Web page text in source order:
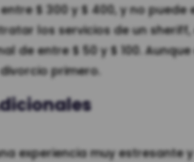
$ 300 y $ 400, y no
los servicios de un
de entre $ 50 y $ 100.
primero.
experiencia muy